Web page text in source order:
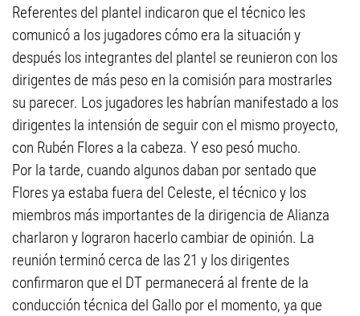
Referentes del plantel indicaron que el técnico les
comunicó a los jugadores cómo era la situación y
después los integrantes del plantel se reunieron con los
dirigentes de más peso en la comisión para mostrarles
su parecer. Los jugadores les habrían manifestado a los
dirigentes la intensión de seguir con el mismo proyecto,
con Rubén Flores a la cabeza. Y eso pesó mucho.
Por la tarde, cuando algunos daban por sentado que
Flores ya estaba fuera del Celeste, el técnico y los
miembros más importantes de la dirigencia de Alianza
charlaron y lograron hacerlo cambiar de opinión. La
reunión terminó cerca de las 21 y los dirigentes
confirmaron que el DT permanecerá al frente de la
conducción técnica del Gallo por el momento, ya que